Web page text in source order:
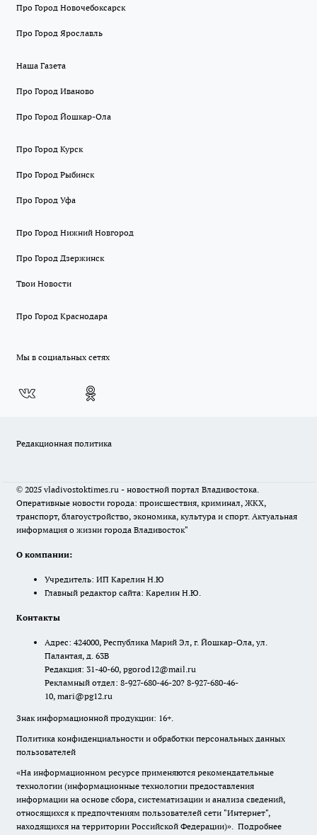
Про Город Новочебоксарск
Про Город Ярославль
Наша Газета
Про Город Иваново
Про Город Йошкар-Ола
Про Город Курск
Про Город Рыбинск
Про Город Уфа
Про Город Нижний Новгород
Про Город Дзержинск
Твои Новости
Про Город Краснодара
Мы в социальных сетях
Редакционная политика
© 2025 vladivostoktimes.ru - новостной портал Владивостока.
Оперативные новости города: происшествия, криминал, ЖКХ,
транспорт, благоустройство, экономика, культура и спорт. Актуальная
информация о жизни города Владивосток"
О компании:
Учредитель: ИП Карелин Н.Ю
Главный редактор сайта: Карелин Н.Ю.
Контакты
Адрес: 424000, Республика Марий Эл, г. Йошкар-Ола, ул.
Палантая, д. 63В
Редакция: 31-40-60, pgorod12@mail.ru
Рекламный отдел: 8-927-680-46-20? 8-927-680-46-
10, mari@pg12.ru
Знак информационной продукции: 16+.
Политика конфиденциальности и обработки персональных данных
пользователей
«На информационном ресурсе применяются рекомендательные
технологии (информационные технологии предоставления
информации на основе сбора, систематизации и анализа сведений,
относящихся к предпочтениям пользователей сети "Интернет",
находящихся на территории Российской Федерации)». Подробнее